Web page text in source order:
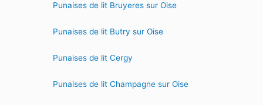
Punaises de lit Bruyeres sur Oise
Punaises de lit Butry sur Oise
Punaises de lit Cergy
Punaises de lit Champagne sur Oise